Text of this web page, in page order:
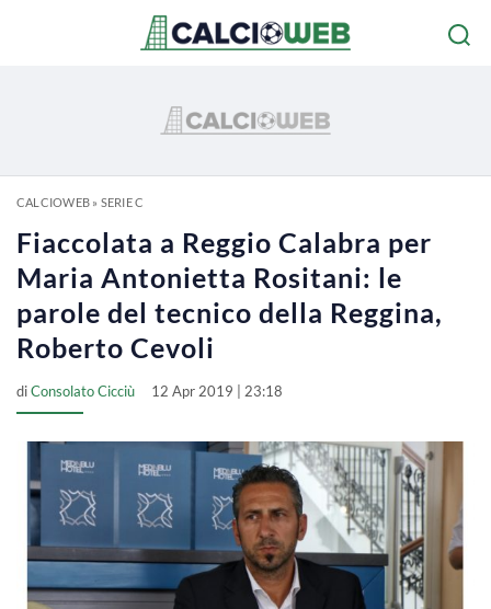
CALCIOWEB» SERIE C
Fiaccolata a Reggio Calabra per
Maria Antonietta Rositani: le
parole del tecnico della Reggina,
Roberto Cevoli
diConsolato Cicciù 12 Apr 2019 | 23:18